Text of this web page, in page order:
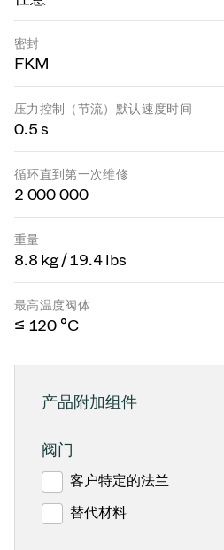
密封
FKM
压力控制（节流）默认速度时间
0.5 s
循环直到第一次维修
2 000 000
重量
8.8 kg / 19.4 lbs
最高温度阀体
≤ 120 °C
产品附加组件
阀门
客户特定的法兰
替代材料